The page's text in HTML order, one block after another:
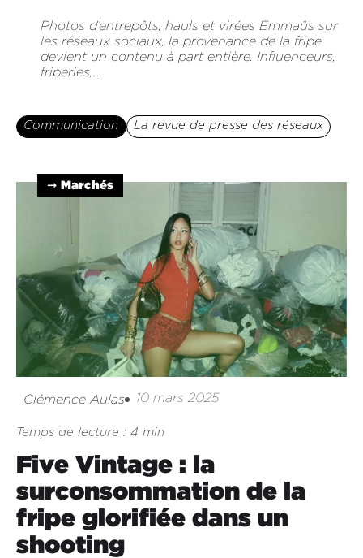
Photos d’entrepôts, hauls et virées Emmaüs sur
les réseaux sociaux, la provenance de la fripe
devient un contenu à part entière. Influenceurs,
friperies,...
Communication La revue de presse des réseaux
➞ Marchés
Clémence Aulas 10 mars 2025
Temps de lecture : 4 min
Five Vintage : la
surconsommation de la
fripe glorifiée dans un
shooting